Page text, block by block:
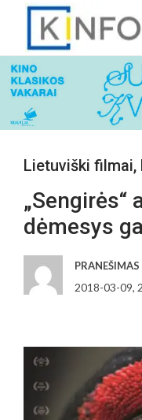
Lietuviški filmai,
dėmesys
2018-03-09,